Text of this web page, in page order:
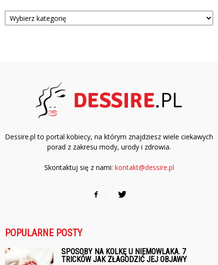
Kategorie
Dessire.pl to portal kobiecy, na którym znajdziesz wiele ciekawych
porad z zakresu mody, urody i zdrowia.
Skontaktuj się z nami: kontakt@dessire.pl
POPULARNE POSTY
SPOSOBY NA KOLKĘ U NIEMOWLAKA. 7
TRICKÓW JAK ZŁAGODZIĆ JEJ OBJAWY